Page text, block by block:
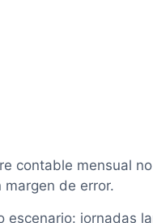
contable mensual
de error.
escenario: jornadas